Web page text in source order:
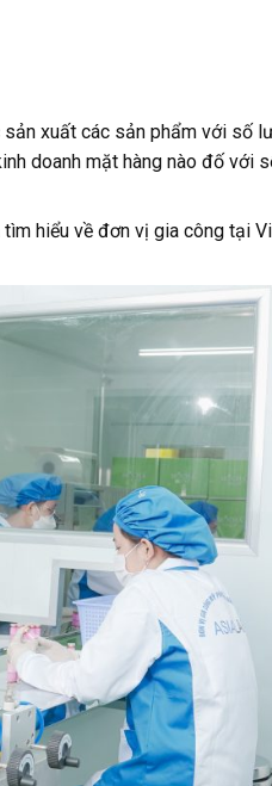
sản xuất các sản phẩm với số
doanh mặt hàng nào đố với
tìm hiểu về đơn vị gia công tại